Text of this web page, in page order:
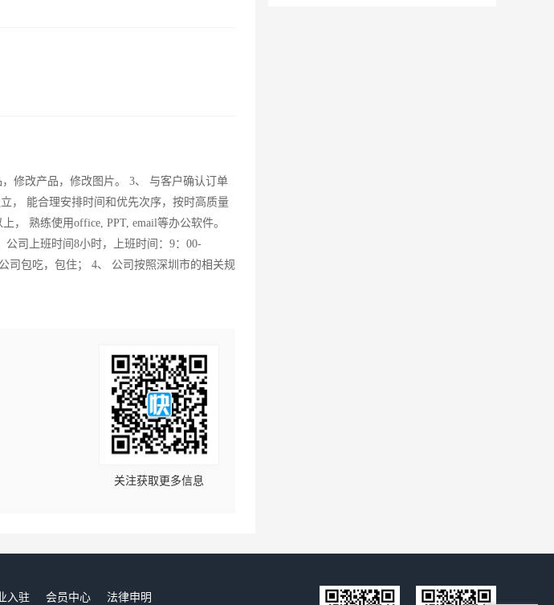
修改产品，修改图片。 3、 与客户确认订单
， 能合理安排时间和优先次序，按时高质量
， 熟练使用office, PPT, email等办公软件。
司上班时间8小时，上班时间：9：00-
司包吃，包住； 4、 公司按照深圳市的相关规
关注获取更多信息
入驻 会员中心 法律申明